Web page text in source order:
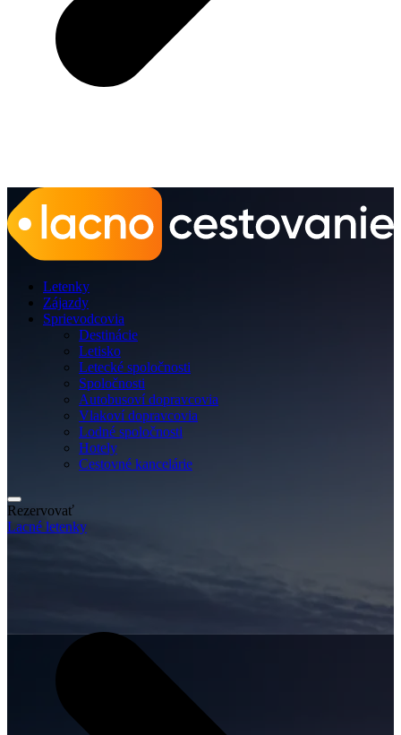
Letenky
Zájazdy
Sprievodcovia
Destinácie
Letisko
Letecké spoločnosti
Spoločnosti
Autobusoví dopravcovia
Vlakoví dopravcovia
Lodné spoločnosti
Hotely
Cestovné kancelárie
Rezervovať
Lacné letenky